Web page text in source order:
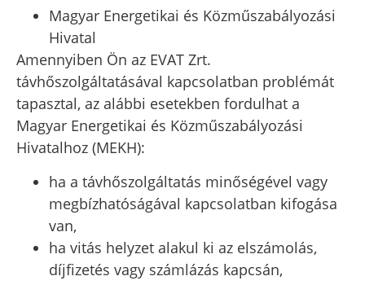
Magyar Energetikai és Közműszabályozási
Hivatal
Amennyiben Ön az EVAT Zrt.
távhőszolgáltatásával kapcsolatban problémát
tapasztal, az alábbi esetekben fordulhat a
Magyar Energetikai és Közműszabályozási
Hivatalhoz (MEKH):
ha a távhőszolgáltatás minőségével vagy
megbízhatóságával kapcsolatban kifogása
van,
ha vitás helyzet alakul ki az elszámolás,
díjfizetés vagy számlázás kapcsán,